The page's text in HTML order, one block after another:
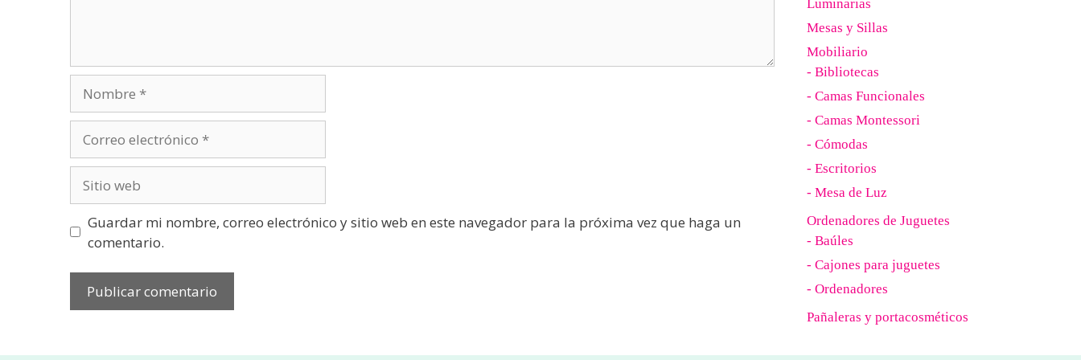
electrónico
web
Guardar mi nombre, correo electrónico y sitio web en este navegador para la próxima vez que haga un
comentario.
Luminarias
Mesas y Sillas
Mobiliario
- Bibliotecas
- Camas Funcionales
- Camas Montessori
- Cómodas
- Escritorios
- Mesa de Luz
Ordenadores de Juguetes
- Baúles
- Cajones para juguetes
- Ordenadores
Pañaleras y portacosméticos